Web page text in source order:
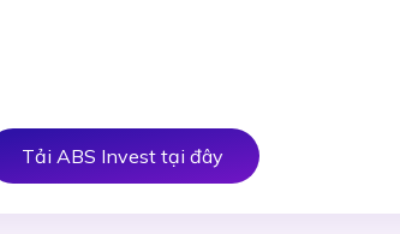
Tải ABS Invest tại đây